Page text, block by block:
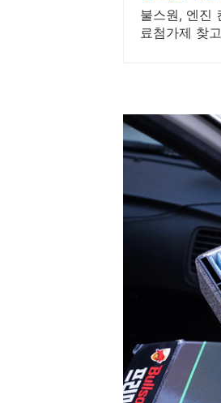
불스원, 엔진
료첨가제 찾